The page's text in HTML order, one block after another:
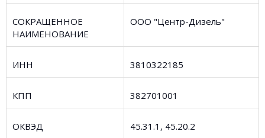
СОКРАЩЕННОЕ
НАИМЕНОВАНИЕ
ООО "Центр-Дизель"
ИНН 3810322185
КПП 382701001
ОКВЭД 45.31.1, 45.20.2